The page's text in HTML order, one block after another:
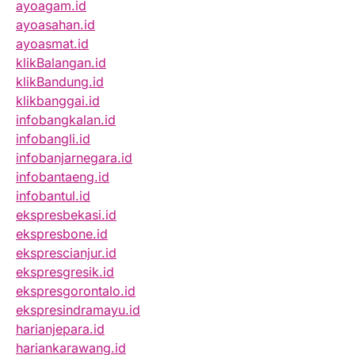
ayoagam.id
ayoasahan.id
ayoasmat.id
klikBalangan.id
klikBandung.id
klikbanggai.id
infobangkalan.id
infobangli.id
infobanjarnegara.id
infobantaeng.id
infobantul.id
ekspresbekasi.id
ekspresbone.id
eksprescianjur.id
ekspresgresik.id
ekspresgorontalo.id
ekspresindramayu.id
harianjepara.id
hariankarawang.id